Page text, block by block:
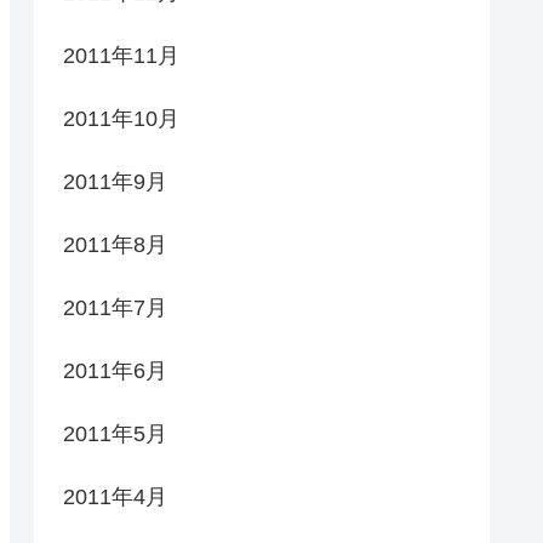
2011年11月
2011年10月
2011年9月
2011年8月
2011年7月
2011年6月
2011年5月
2011年4月